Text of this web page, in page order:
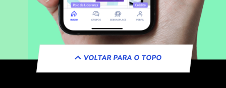
VOLTAR PARA O TOPO